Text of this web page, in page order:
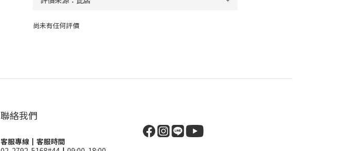
尚未有任何評價
聯絡我們
客服專線┃客服時間